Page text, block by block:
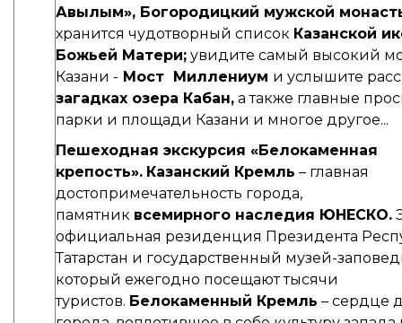
Авылым», Богородицкий мужской
хранится чудотворный список Казанской
Божьей Матери; увидите самый высокий
Казани - Мост Миллениум и услышите
загадках озера Кабан, а также главные
парки и площади Казани и многое другое...
Пешеходная экскурсия «Белокаменная
крепость». Казанский Кремль – главная
достопримечательность города,
памятник всемирного наследия ЮНЕСКО.
официальная резиденция Президента
Татарстан и государственный музей-
который ежегодно посещают тысячи
туристов. Белокаменный Кремль – сердце